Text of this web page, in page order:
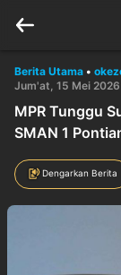
Berita Utama •
Jum'at, 15 Mei
MPR Tunggu
SMAN 1
Dengarkan Berita